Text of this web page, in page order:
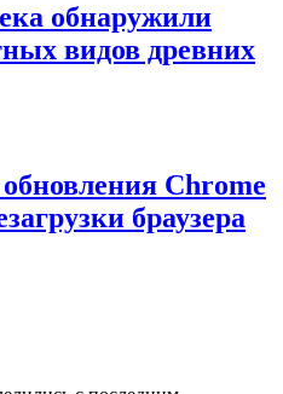
обнаружили
видов древних
Chrome
браузера